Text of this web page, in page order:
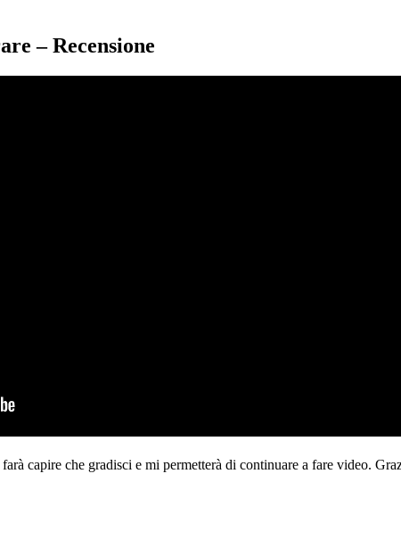
– Recensione
capire che gradisci e mi permetterà di continuare a fare video.